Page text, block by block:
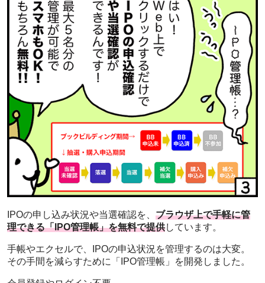
IPOの申し込み状況や当選確認を、 ブラウザ上で手軽に管
理できる「IPO管理帳」を無料で提供しています。
手帳やエクセルで、IPOの申込状況を管理するのは大変。
その手間を減らすために「IPO管理帳」を開発しました。